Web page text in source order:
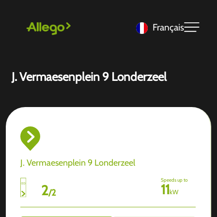
Français
J. Vermaesenplein 9 Londerzeel
J. Vermaesenplein 9 Londerzeel
2/2
Speeds up to
11kW